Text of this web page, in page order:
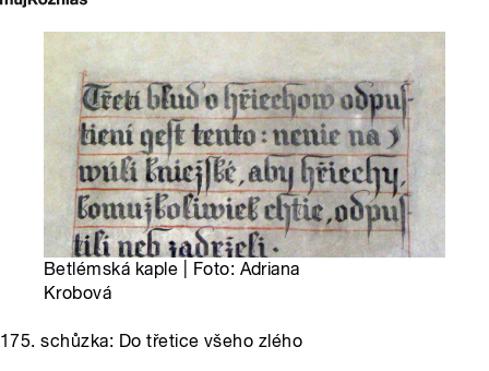
Betlémská kaple | Foto: Adriana
Krobová
175. schůzka: Do třetice všeho zlého